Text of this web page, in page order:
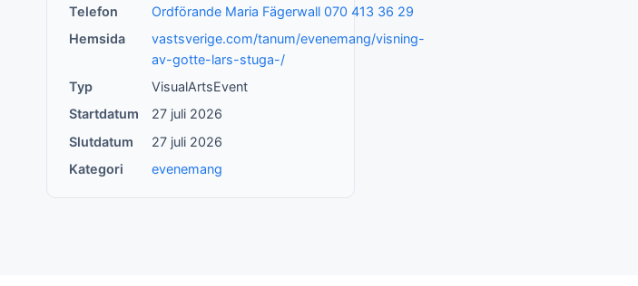
Telefon
Ordförande Maria Fägerwall 070 413 36 29
Hemsida
vastsverige.com/tanum/evenemang/visning-
av-gotte-lars-stuga-/
Typ
VisualArtsEvent
Startdatum
27 juli 2026
Slutdatum
27 juli 2026
Kategori
evenemang